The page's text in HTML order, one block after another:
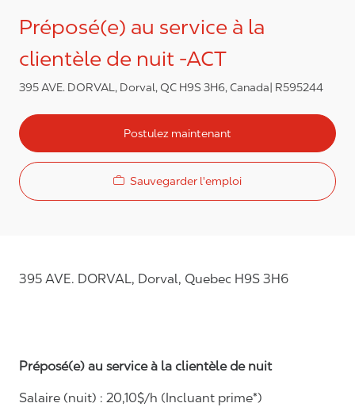
Préposé(e) au service à la
clientèle de nuit -ACT
395 AVE. DORVAL, Dorval, QC H9S 3H6, Canada R595244
Postulez maintenant
Sauvegarder l'emploi
395 AVE. DORVAL, Dorval, Quebec H9S 3H6
Préposé(e) au service à la clientèle de nuit
Salaire (nuit) : 20,10$/h (Incluant prime*)